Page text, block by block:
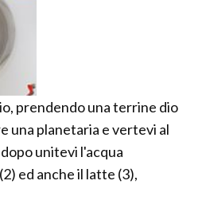
prendendo una terrine dio
una planetaria e vertevi al
unitevi l'acqua
ed anche il latte (3),